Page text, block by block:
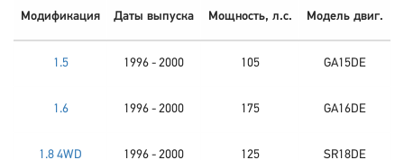
Модификация Даты выпуска Мощность, л.с. Модель двиг.
1.5 1996 - 2000 105 GA15DE
1.6 1996 - 2000 175 GA16DE
1.8 4WD 1996 - 2000 125 SR18DE